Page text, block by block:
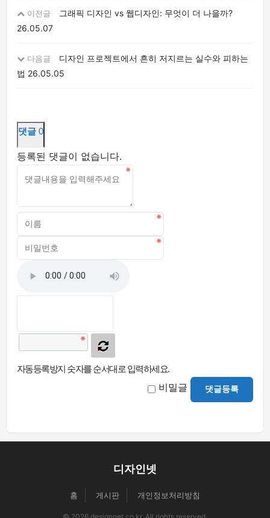
이전글
그래픽 디자인 vs 웹디자인: 무엇이 더 나을까?
26.05.07
다음글
디자인 프로젝트에서 흔히 저지르는 실수와 피하는
법 26.05.05
댓글 0
등록된 댓글이 없습니다.
자동등록방지 숫자를 순서대로 입력하세요.
비밀글 댓글등록
디자인넷
홈 게시판 개인정보처리방침
© 2026 designnet.co.kr. All rights reserved.